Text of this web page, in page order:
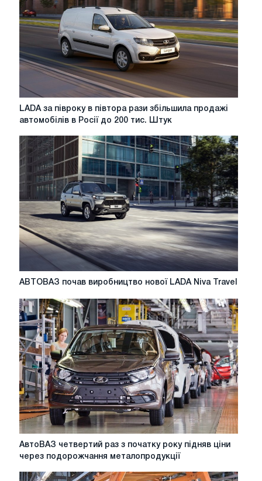
LADA
в
півтора
рази
збільшила
продажі
автомобілів
в
Росії
до
200
LADA за півроку в півтора рази збільшила продажі
автомобілів в Росії до 200 тис. Штук
АВТОВАЗ
виробництво
нової
LADA
Niva
Travel
АВТОВАЗ почав виробництво нової LADA Niva Travel
АвтоВАЗ
з
АвтоВАЗ четвертий раз з початку року підняв ціни
через подорожчання металопродукції